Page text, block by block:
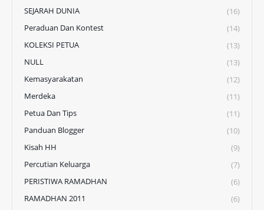
SEJARAH DUNIA
(16)
Peraduan Dan Kontest
(14)
KOLEKSI PETUA
(13)
NULL
(13)
Kemasyarakatan
(12)
Merdeka
(11)
Petua Dan Tips
(11)
Panduan Blogger
(10)
Kisah HH
(9)
Percutian Keluarga
(7)
PERISTIWA RAMADHAN
(6)
RAMADHAN 2011
(6)